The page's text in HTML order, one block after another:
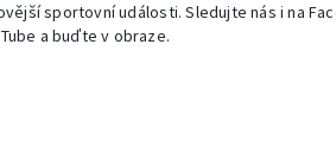
sportovní události. Sledujte nás i na
a buďte v obraze.